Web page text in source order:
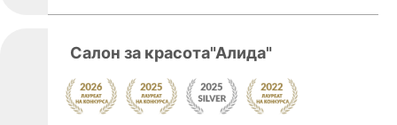
Салон за красота"Алида"